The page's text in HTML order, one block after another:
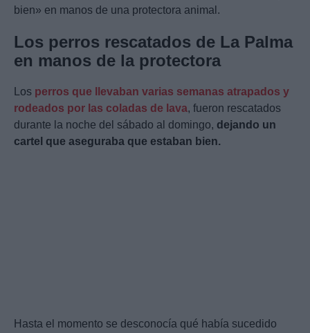
bien» en manos de una protectora animal.
Los perros rescatados de La Palma
en manos de la protectora
Los perros que llevaban varias semanas atrapados y
rodeados por las coladas de lava, fueron rescatados
durante la noche del sábado al domingo, dejando un
cartel que aseguraba que estaban bien.
Hasta el momento se desconocía qué había sucedido